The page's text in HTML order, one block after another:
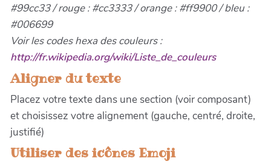
#99cc33 / rouge : #cc3333 / orange : #ff9900 / bleu :
#006699
Voir les codes hexa des couleurs :
http://fr.wikipedia.org/wiki/Liste_de_couleurs
Aligner du texte
Placez votre texte dans une section (voir composant)
et choisissez votre alignement (gauche, centré, droite,
justifié)
Utiliser des icônes Emoji